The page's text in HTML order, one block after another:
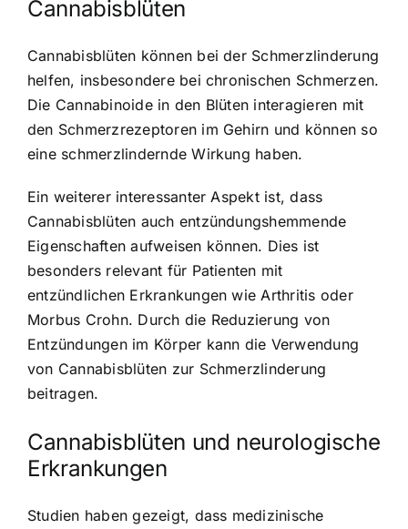
Cannabisblüten
Cannabisblüten können bei der Schmerzlinderung
helfen, insbesondere bei chronischen Schmerzen.
Die Cannabinoide in den Blüten interagieren mit
den Schmerzrezeptoren im Gehirn und können so
eine schmerzlindernde Wirkung haben.
Ein weiterer interessanter Aspekt ist, dass
Cannabisblüten auch entzündungshemmende
Eigenschaften aufweisen können. Dies ist
besonders relevant für Patienten mit
entzündlichen Erkrankungen wie Arthritis oder
Morbus Crohn. Durch die Reduzierung von
Entzündungen im Körper kann die Verwendung
von Cannabisblüten zur Schmerzlinderung
beitragen.
Cannabisblüten und neurologische
Erkrankungen
Studien haben gezeigt, dass medizinische